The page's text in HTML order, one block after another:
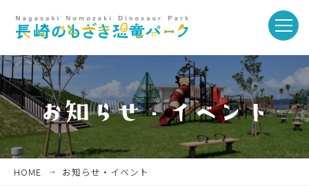
toggle
ホーム
お知らせ・イベント
HOME お知らせ・イベント